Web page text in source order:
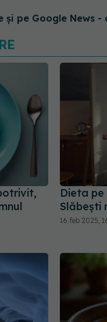
și pe Google News -
Dieta pe
Slăbești
16 feb 2025,